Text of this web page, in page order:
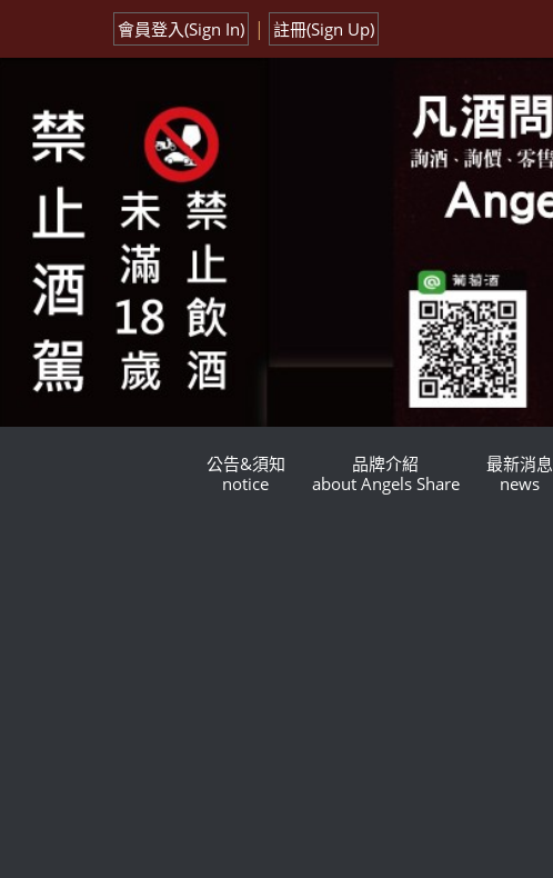
會員登入(Sign In) | 註冊(Sign Up)
公告&須知
notice
品牌介紹
about Angels Share
最新消息
news